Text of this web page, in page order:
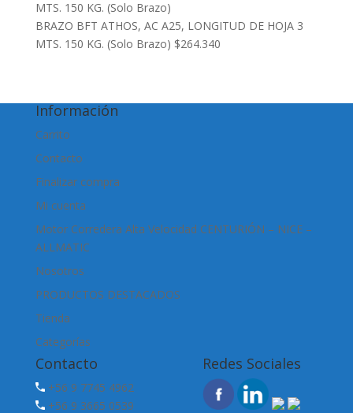
era:
$399.760.$369.210.
BRAZO BFT ATHOS, AC A25, LONGITUD DE HOJA 3
MTS. 150 KG. (Solo Brazo) $264.340
Información
Carrito
Contacto
Finalizar compra
Mi cuenta
Motor Corredera Alta Velocidad CENTURIÓN – NICE –
ALLMATIC
Nosotros
PRODUCTOS DESTACADOS
Tienda
Categorías
Contacto
+56 9 7745 4962
+56 9 3665 0539
Redes Sociales